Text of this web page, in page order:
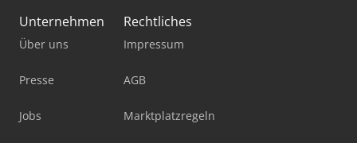
Unternehmen
Über uns
Presse
Jobs
Rechtliches
Impressum
AGB
Marktplatzregeln